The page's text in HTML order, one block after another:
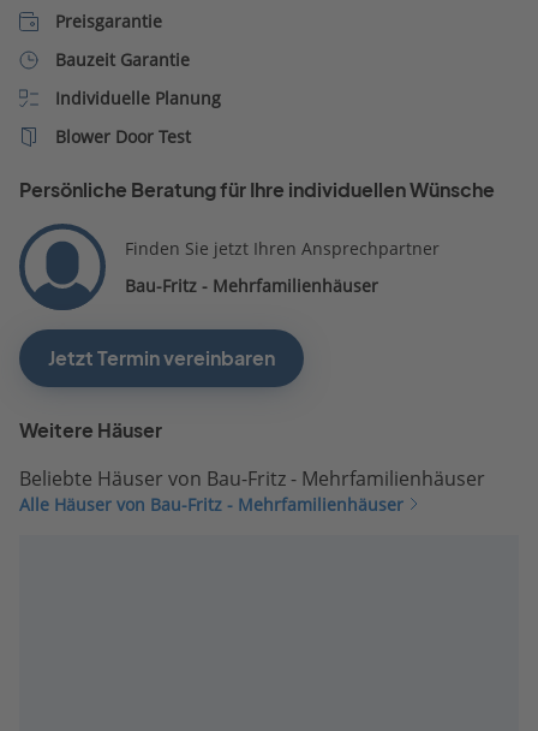
Preisgarantie
Bauzeit Garantie
Individuelle Planung
Blower Door Test
Persönliche Beratung für Ihre individuellen Wünsche
Finden Sie jetzt Ihren Ansprechpartner
Bau-Fritz - Mehrfamilienhäuser
Jetzt Termin vereinbaren
Weitere Häuser
Beliebte Häuser von Bau-Fritz - Mehrfamilienhäuser
Alle Häuser von Bau-Fritz - Mehrfamilienhäuser